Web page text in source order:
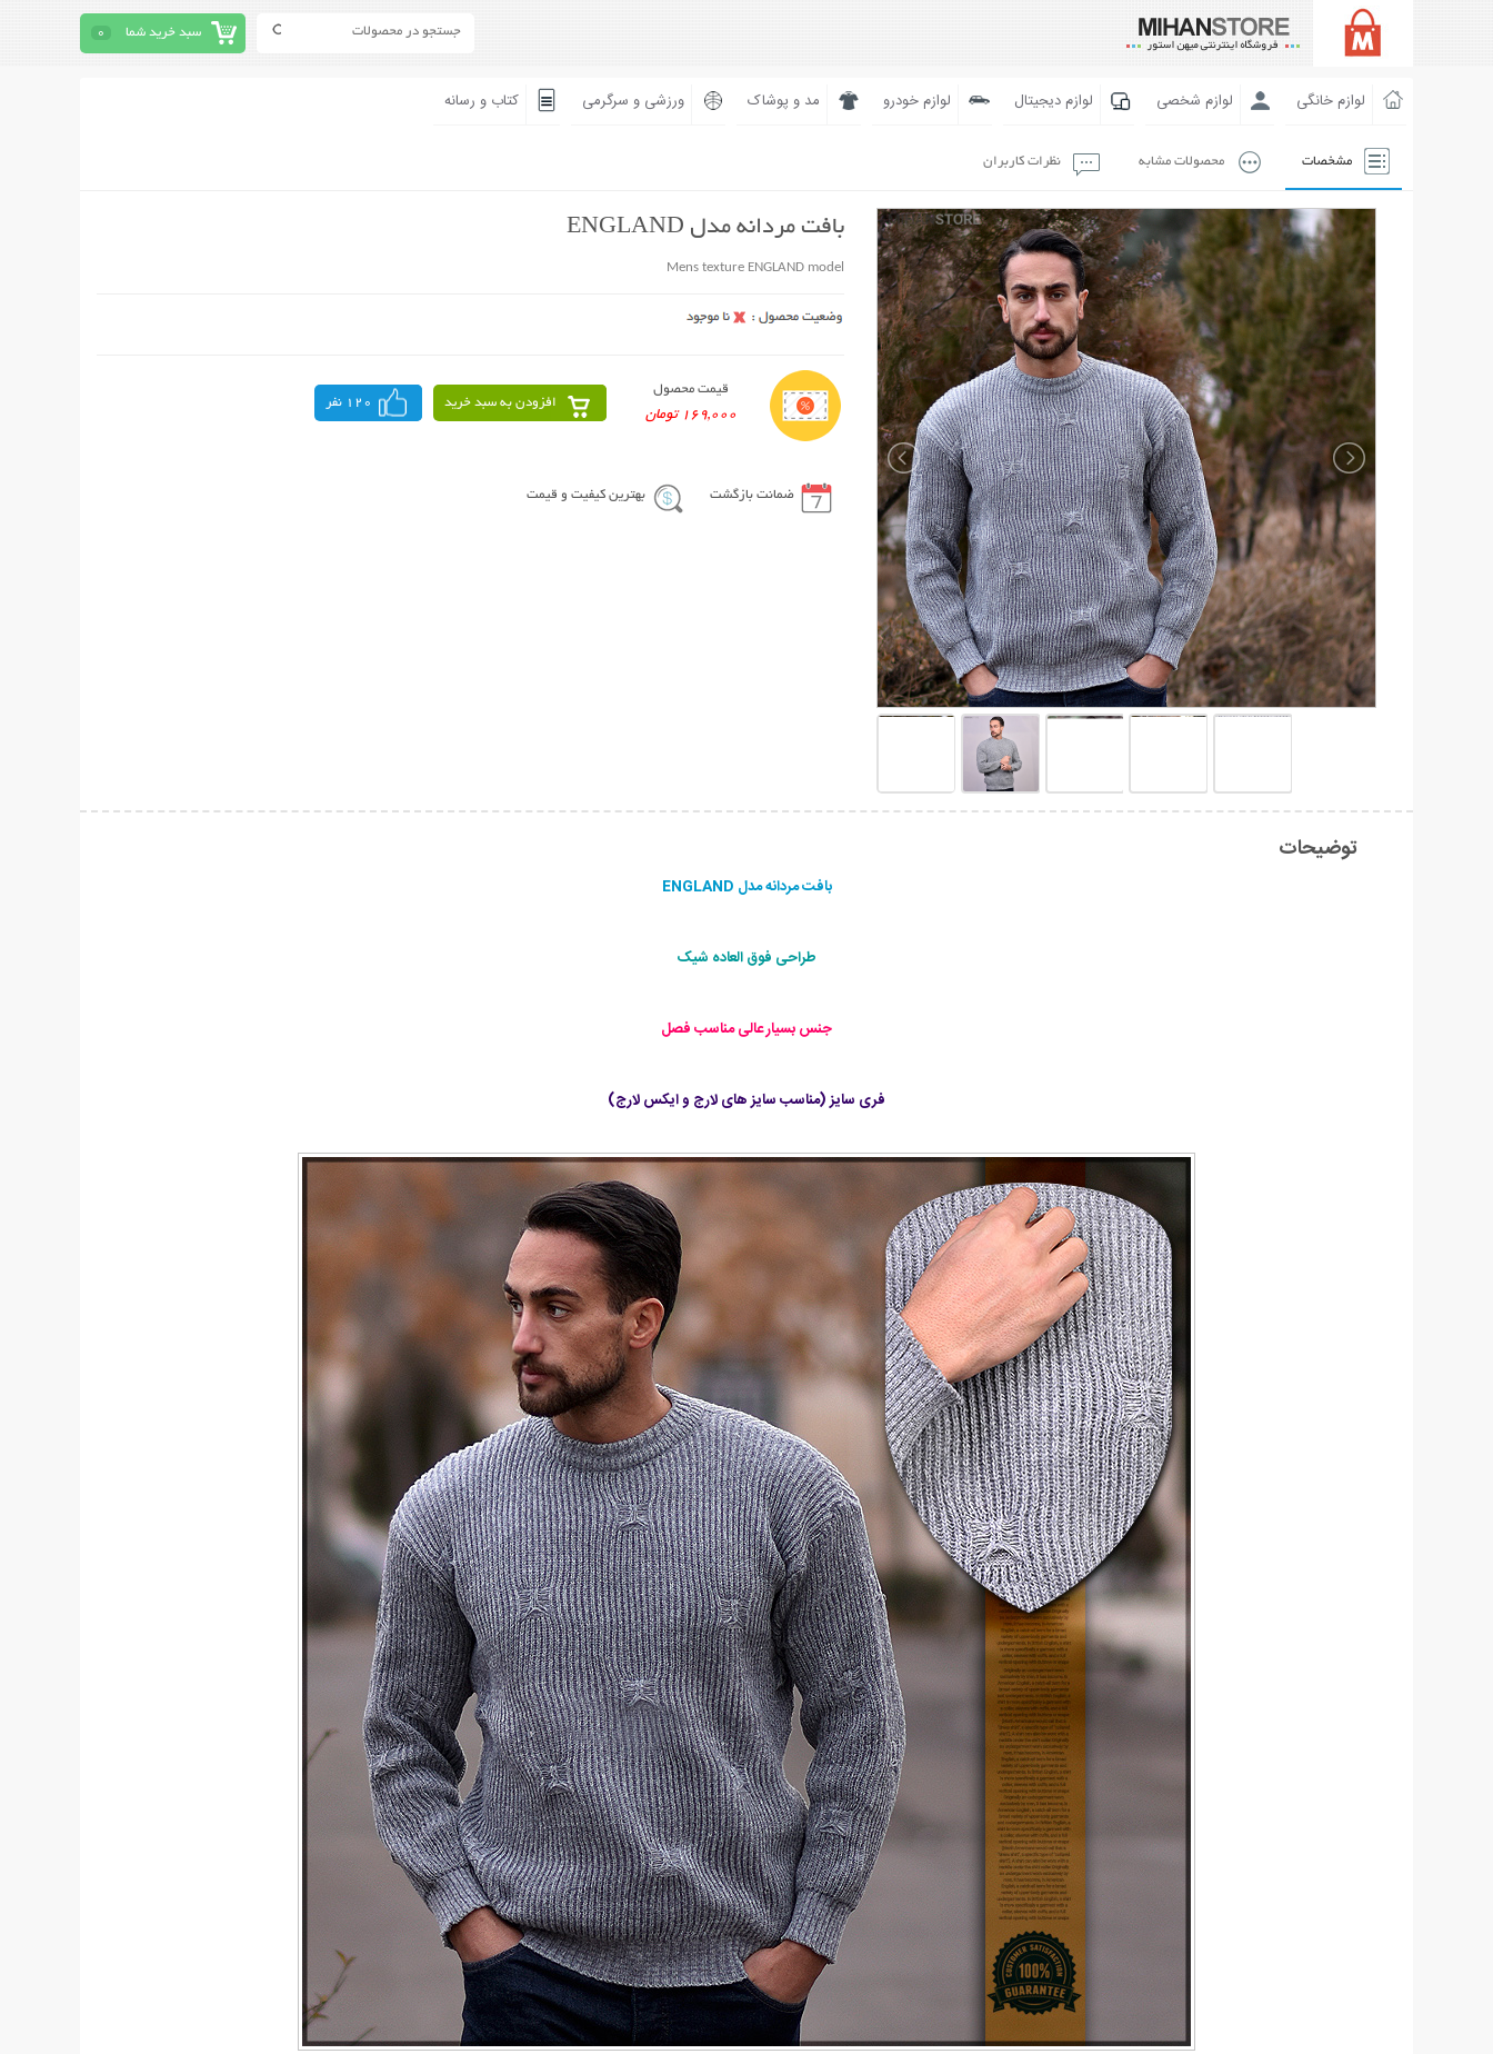
سبد خرید شما 0
لوازم خانگی لوازم شخصی لوازم دیجیتال لوازم خودرو مد و پوشاک ورزشی و سرگرمی کتاب و رسانه
مشخصات محصولات مشابه نظرات کاربران
بافت مردانه مدل ENGLAND
Mens texture ENGLAND model
قیمت محصول
169,000 تومان
افزودن به سبد خرید 120 نفر
ضمانت بازگشت بهترین کیفیت و قیمت
توضیحات
بافت مردانه مدل ENGLAND
طراحی فوق العاده شیک
جنس بسیار عالی مناسب فصل
فری سایز (مناسب سایز های لارج و ایکس لارج)